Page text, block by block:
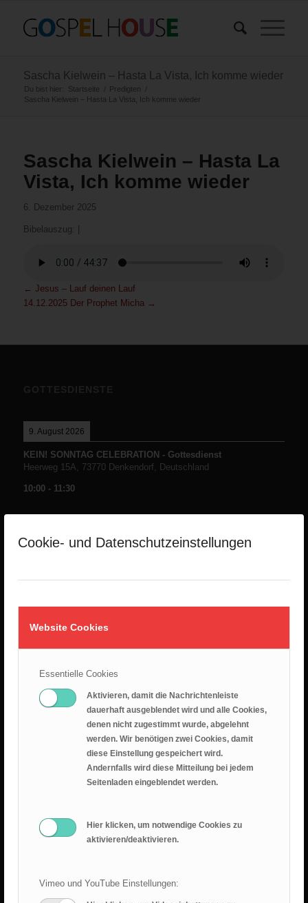
Cookie- und Datenschutzeinstellungen
Website Cookies
Essentielle Cookies
Aktivieren, damit die Nachrichtenleiste
dauerhaft ausgeblendet wird und alle Cookies,
denen nicht zugestimmt wurde, abgelehnt
werden. Wir benötigen zwei Cookies, damit
diese Einstellung gespeichert wird.
Andernfalls wird diese Mitteilung bei jedem
Seitenladen eingeblendet werden.
Hier klicken, um notwendige Cookies zu
aktivieren/deaktivieren.
Vimeo und YouTube Einstellungen:
Sascha Kielwein – Hasta La Vista, Ich komme wieder
Du bist hier: Startseite / Predigten
/
Sascha Kielwein – Hasta La Vista, Ich komme wieder
Sascha Kielwein – Hasta La
Vista, Ich komme wieder
6. Dezember 2025
Bibelauszug:
← Jesus – Lauf deinen Lauf
14.12.2025 Der Prophet Micha →
9. August 2026
KEIN! SONNTAG CELEBRATION - Gottesdienst
Heerweg 15A, 73770 Denkendorf, Deutschland
10:00- 11:30
Die Namen Gottes -Teil1-
2. August 2026
25. Juli 2026
Predigt 2026.07.19 – Epheserbief Kap. 6
Epheserbrief Teil 5